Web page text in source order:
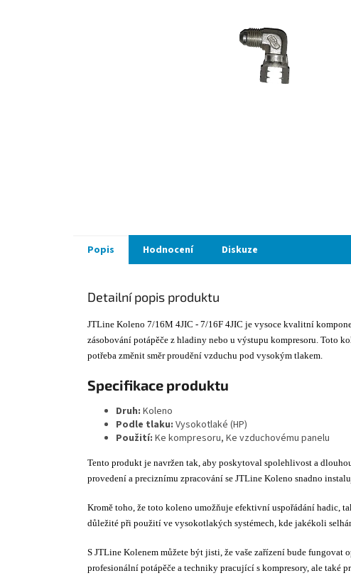
Popis Hodnocení Diskuze
Detailní popis produktu
JTLine Koleno 7/16M 4JIC - 7/16F 4JIC je vysoce kvalitní
zásobování potápěče z hladiny nebo u výstupu kompresoru. Toto
potřeba změnit směr proudění vzduchu pod vysokým tlakem.
Specifikace produktu
Druh: Koleno
Podle tlaku: Vysokotlaké (HP)
Použití: Ke kompresoru, Ke vzduchovému panelu
Tento produkt je navržen tak, aby poskytoval spolehlivost a
provedení a preciznímu zpracování se JTLine Koleno snadno
Kromě toho, že toto koleno umožňuje efektivní uspořádání hadic,
důležité při použití ve vysokotlakých systémech, kde jakékoli
S JTLine Kolenem můžete být jisti, že vaše zařízení bude fungovat
profesionální potápěče a techniky pracující s kompresory, ale také